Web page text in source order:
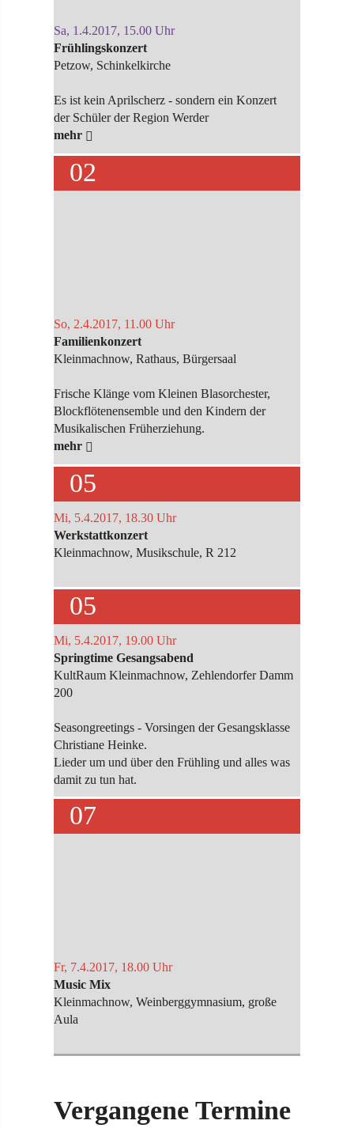
Sa, 1.4.2017, 15.00 Uhr
Frühlingskonzert
Petzow, Schinkelkirche
Es ist kein Aprilscherz - sondern ein Konzert
der Schüler der Region Werder
mehr
02
So, 2.4.2017, 11.00 Uhr
Familienkonzert
Kleinmachnow, Rathaus, Bürgersaal
Frische Klänge vom Kleinen Blasorchester,
Blockflötenensemble und den Kindern der
Musikalischen Früherziehung.
mehr
05
Mi, 5.4.2017, 18.30 Uhr
Werkstattkonzert
Kleinmachnow, Musikschule, R 212
05
Mi, 5.4.2017, 19.00 Uhr
Springtime Gesangsabend
KultRaum Kleinmachnow, Zehlendorfer Damm
200
Seasongreetings - Vorsingen der Gesangsklasse
Christiane Heinke.
Lieder um und über den Frühling und alles was
damit zu tun hat.
07
Fr, 7.4.2017, 18.00 Uhr
Music Mix
Kleinmachnow, Weinberggymnasium, große
Aula
Vergangene Termine